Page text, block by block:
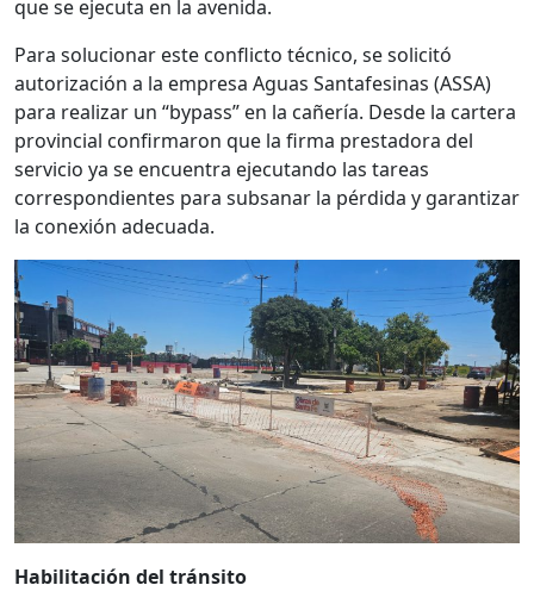
que se ejecuta en la avenida.
Para solucionar este conflicto técnico, se solicitó
autorización a la empresa Aguas Santafesinas (ASSA)
para realizar un “bypass” en la cañería. Desde la cartera
provincial confirmaron que la firma prestadora del
servicio ya se encuentra ejecutando las tareas
correspondientes para subsanar la pérdida y garantizar
la conexión adecuada.
Habilitación del tránsito